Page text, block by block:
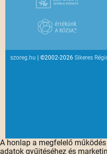
szoreg.hu | ©2002-2026Sikeres
A honlap a megfelelő
adatok gyűjtéséhez és